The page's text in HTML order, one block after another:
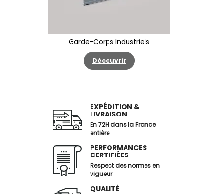
Garde-Corps Industriels
Découvrir
EXPÉDITION &
LIVRAISON
En 72H dans la France
entière
PERFORMANCES
CERTIFIÉES
Respect des normes en
vigueur
QUALITÉ